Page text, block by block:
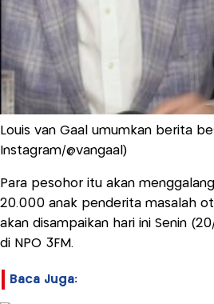
Louis van Gaal umumkan berita
Instagram/@vangaal)
Para pesohor itu akan
20.000 anak penderita masalah
akan disampaikan hari ini Senin
di NPO 3FM.
Baca Juga: